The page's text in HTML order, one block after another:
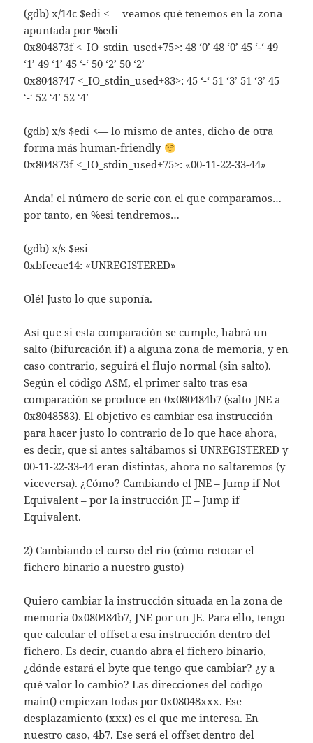
(gdb) x/14c $edi <— veamos qué tenemos en la zona
apuntada por %edi
0x804873f <_IO_stdin_used+75>: 48 ‘0’ 48 ‘0’ 45 ‘-‘ 49
‘1’ 49 ‘1’ 45 ‘-‘ 50 ‘2’ 50 ‘2’
0x8048747 <_IO_stdin_used+83>: 45 ‘-‘ 51 ‘3’ 51 ‘3’ 45
‘-‘ 52 ‘4’ 52 ‘4’
(gdb) x/s $edi <— lo mismo de antes, dicho de otra
forma más human-friendly
0x804873f <_IO_stdin_used+75>: «00-11-22-33-44»
Anda! el número de serie con el que comparamos…
por tanto, en %esi tendremos…
(gdb) x/s $esi
0xbfeeae14: «UNREGISTERED»
Olé! Justo lo que suponía.
Así que si esta comparación se cumple, habrá un
salto (bifurcación if) a alguna zona de memoria, y en
caso contrario, seguirá el flujo normal (sin salto).
Según el código ASM, el primer salto tras esa
comparación se produce en 0x080484b7 (salto JNE a
0x8048583). El objetivo es cambiar esa instrucción
para hacer justo lo contrario de lo que hace ahora,
es decir, que si antes saltábamos si UNREGISTERED y
00-11-22-33-44 eran distintas, ahora no saltaremos (y
viceversa). ¿Cómo? Cambiando el JNE – Jump if Not
Equivalent – por la instrucción JE – Jump if
Equivalent.
2) Cambiando el curso del río (cómo retocar el
fichero binario a nuestro gusto)
Quiero cambiar la instrucción situada en la zona de
memoria 0x080484b7, JNE por un JE. Para ello, tengo
que calcular el offset a esa instrucción dentro del
fichero. Es decir, cuando abra el fichero binario,
¿dónde estará el byte que tengo que cambiar? ¿y a
qué valor lo cambio? Las direcciones del código
main() empiezan todas por 0x08048xxx. Ese
desplazamiento (xxx) es el que me interesa. En
nuestro caso, 4b7. Ese será el offset dentro del